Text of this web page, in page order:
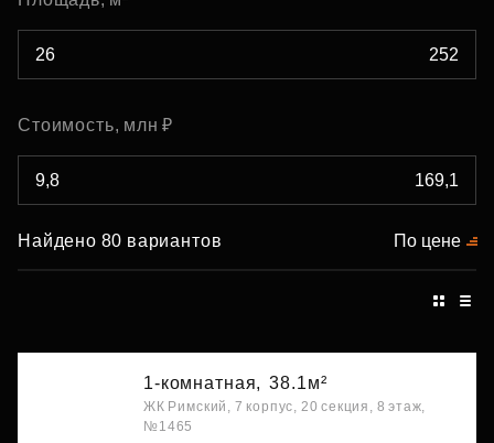
Стоимость, млн ₽
Найдено 80 вариантов По цене
1-комнатная, 38.1м²
ЖК Римский, 7 корпус, 20 секция, 8 этаж,
№1465